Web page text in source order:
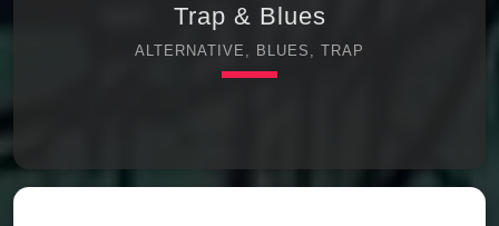
Trap & Blues
ALTERNATIVE, BLUES, TRAP